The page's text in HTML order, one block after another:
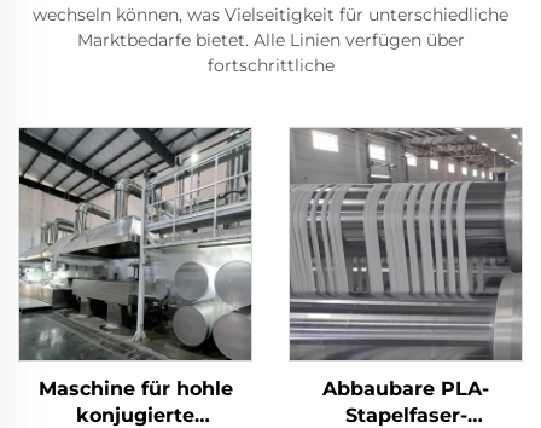
wechseln können, was Vielseitigkeit für unterschiedliche
Marktbedarfe bietet. Alle Linien verfügen über
fortschrittliche
Maschine für hohle
konjugierte
Abbaubare PLA-
Stapelfaser-